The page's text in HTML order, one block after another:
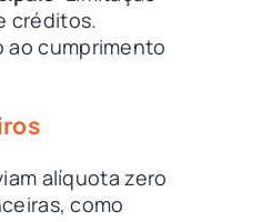
créditos.
ao cumprimento
alíquota zero
como